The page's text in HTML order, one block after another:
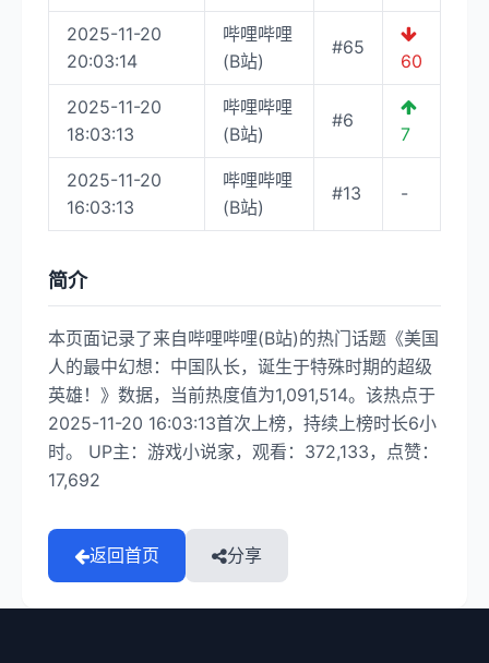
2025-11-20
20:03:14
哔哩哔哩
(B站)
#65
60
2025-11-20
18:03:13
哔哩哔哩
(B站)
#6
7
2025-11-20
16:03:13
哔哩哔哩
(B站)
#13 -
简介
本页面记录了来自哔哩哔哩(B站)的热门话题《美国
人的最中幻想：中国队长，诞生于特殊时期的超级
英雄！》数据，当前热度值为1,091,514。该热点于
2025-11-20 16:03:13首次上榜，持续上榜时长6小
时。 UP主：游戏小说家，观看：372,133，点赞：
17,692
返回首页 分享